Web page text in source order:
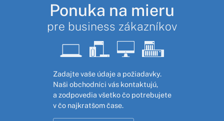
Ponuka na mieru
pre business zákazníkov
Zadajte vaše údaje a požiadavky.
Naši obchodníci vás kontaktujú,
a zodpovedia všetko čo potrebujete
v čo najkratšom čase.